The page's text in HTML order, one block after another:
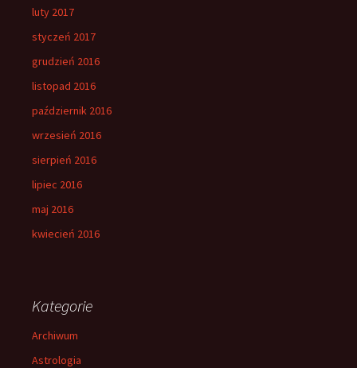
luty 2017
styczeń 2017
grudzień 2016
listopad 2016
październik 2016
wrzesień 2016
sierpień 2016
lipiec 2016
maj 2016
kwiecień 2016
Kategorie
Archiwum
Astrologia